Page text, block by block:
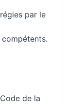
par le
de la